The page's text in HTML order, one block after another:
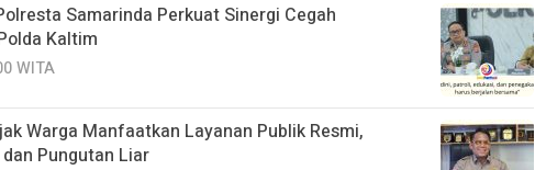
Samarinda Perkuat Sinergi Cegah
Kaltim
WITA
Warga Manfaatkan Layanan Publik Resmi,
Pungutan Liar